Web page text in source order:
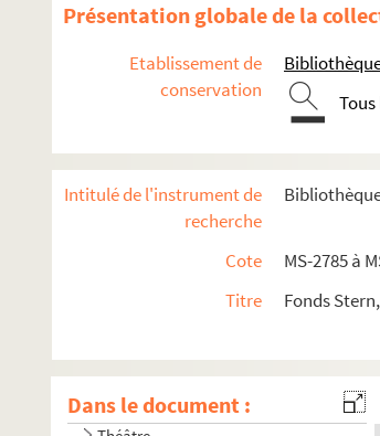
Présentation globale de la
Etablissement de
conservation
Intitulé de l'instrument de
recherche
Cote
MS-2785 à
Titre
Fonds
Dans le document :
4-MS-2785. Papiers divers
4-MS-2786. Notes de lecture, papiers
4-MS-2787. Pièces de théâtre par J. Stern
Proverbes
de Carmontelle
Belle et bonne : une fervente amie de
Les médecins au XVIIIe siècle